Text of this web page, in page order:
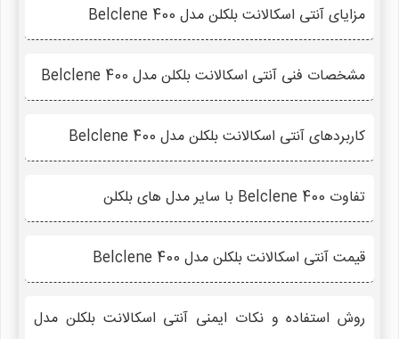
مزایای آنتی اسکالانت بلکلن مدل Belclene 400
مشخصات فنی آنتی اسکالانت بلکلن مدل Belclene 400
کاربردهای آنتی اسکالانت بلکلن مدل Belclene 400
تفاوت Belclene 400 با سایر مدل های بلکلن
قیمت آنتی اسکالانت بلکلن مدل Belclene 400
روش استفاده و نکات ایمنی آنتی اسکالانت بلکلن مدل